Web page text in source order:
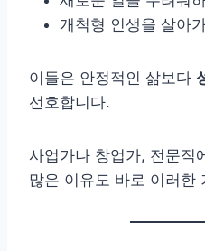
개척형 인생을 살아
이들은 안정적인 삶보다
선호합니다.
사업가나 창업가, 전문직
많은 이유도 바로 이러한